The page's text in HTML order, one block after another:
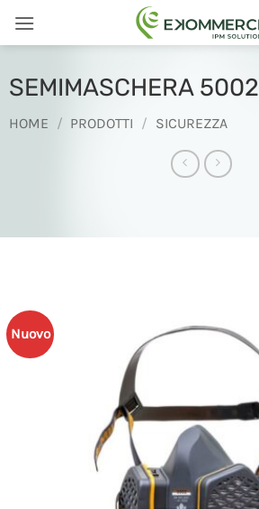
SEMIMASCHERA 5002
HOME / PRODOTTI / SICUREZZA
Nuovo